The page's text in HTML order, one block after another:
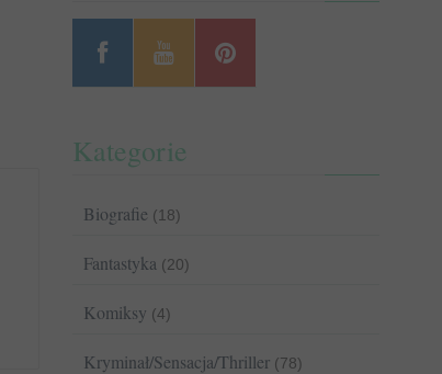
Kategorie
Biografie (18)
Fantastyka (20)
Komiksy (4)
Kryminał/Sensacja/Thriller (78)